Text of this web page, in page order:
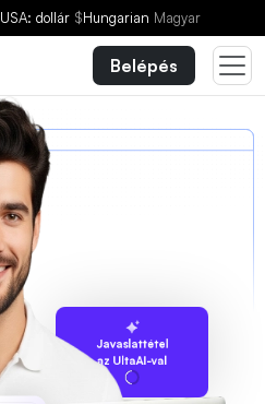
USA: dollár $Hungarian Magyar
Belépés
Javaslattétel
az UltaAI-val